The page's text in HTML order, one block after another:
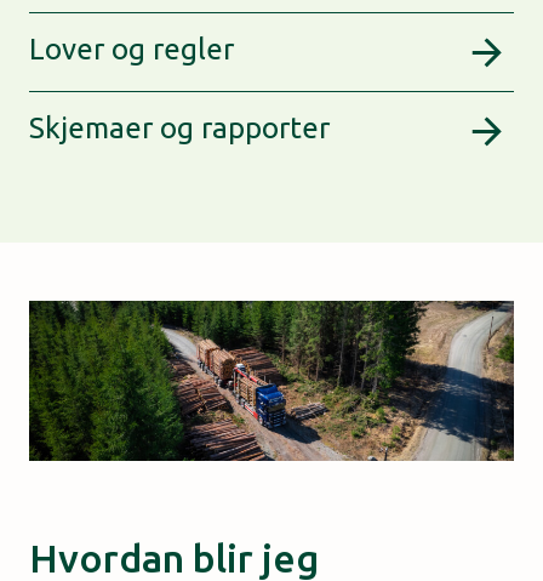
Lover og regler
Skjemaer og rapporter
Hvordan blir jeg